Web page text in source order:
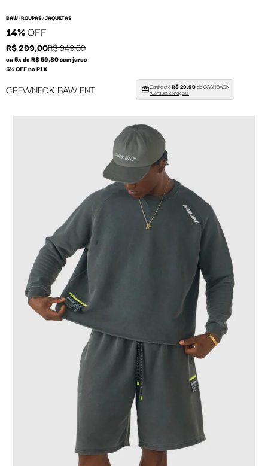
BAW •ROUPAS/JAQUETAS
14%OFF
R$ 299,00R$ 349,00
ou 5x de R$ 59,80 sem juros
5% OFF no PIX
CREWNECK BAW ENT Ganhe atéR$ 29,90de CASHBACK
*Consulte condições